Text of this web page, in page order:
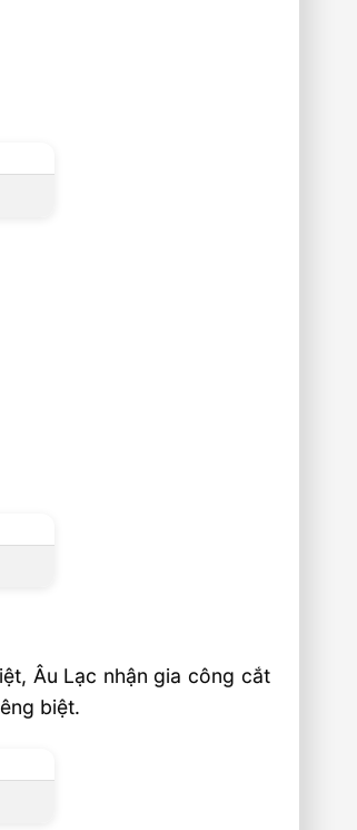
Âu Lạc nhận gia công cắt
biệt.